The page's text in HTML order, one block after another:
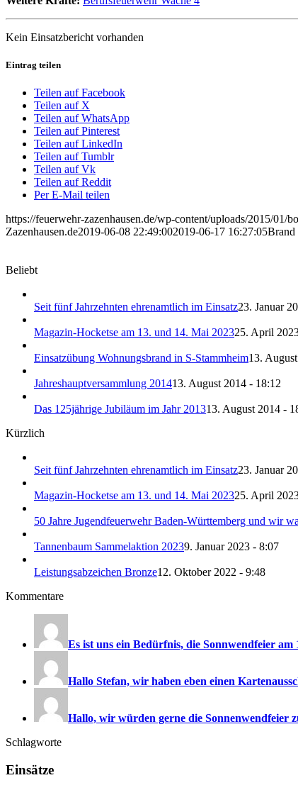
Kein Einsatzbericht vorhanden
Eintrag teilen
Teilen auf Facebook
Teilen auf X
Teilen auf WhatsApp
Teilen auf Pinterest
Teilen auf LinkedIn
Teilen auf Tumblr
Teilen auf Vk
Teilen auf Reddit
Per E-Mail teilen
https://feuerwehr-zazenhausen.de/wp-content/uploads/2015/01/
Zazenhausen.de2019-06-08 22:49:002019-06-17 16:27:05Brand
Beliebt
Seit fünf Jahrzehnten ehrenamtlich im Einsatz23. Januar
Magazin-Hocketse am 13. und 14. Mai 202325. April
Einsatzübung Wohnungsbrand in S-Stammheim13.
Jahreshauptversammlung 201413. August 2014 - 18:12
Das 125jährige Jubiläum im Jahr 201313. August 2014 -
Kürzlich
Seit fünf Jahrzehnten ehrenamtlich im Einsatz23. Januar
Magazin-Hocketse am 13. und 14. Mai 202325. April
50 Jahre Jugendfeuerwehr Baden-Württemberg und wir
Tannenbaum Sammelaktion 20239. Januar 2023 - 8:07
Leistungsabzeichen Bronze12. Oktober 2022 - 9:48
Kommentare
Es ist uns ein Bedürfnis, die Sonnwendfeier am
Hallo Stefan, wir haben eben einen
Hallo, wir würden gerne die Sonnenwendfeier
Schlagworte
Einsätze